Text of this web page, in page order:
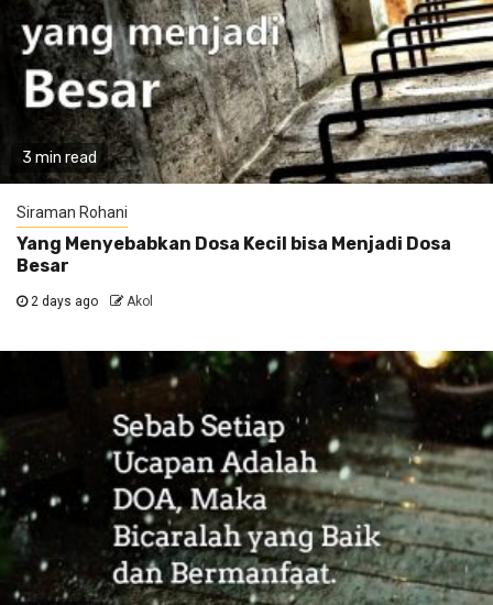
3 min read
Siraman Rohani
Yang Menyebabkan Dosa Kecil bisa Menjadi Dosa
Besar
2 days ago Akol